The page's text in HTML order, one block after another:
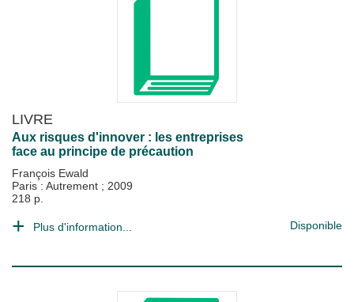
LIVRE
Aux risques d'innover : les entreprises
face au principe de précaution
François Ewald
Paris : Autrement ; 2009
218 p.
Plus d'information... Disponible